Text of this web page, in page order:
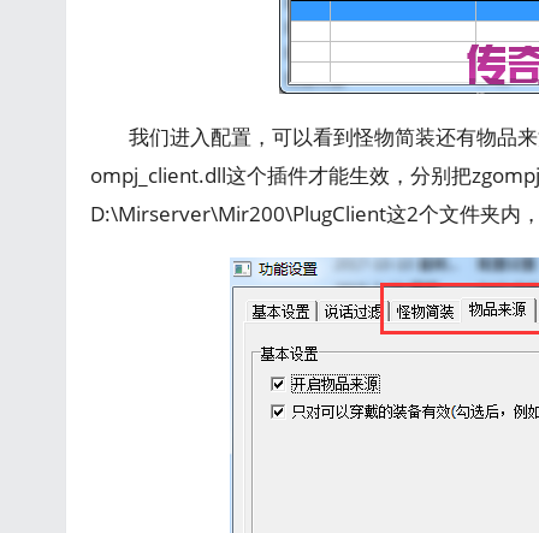
我们进入配置，可以看到怪物简装还有物品
ompj_client.dll这个插件才能生效，分别把
D:\Mirserver\Mir200\PlugClient这2个文件夹内